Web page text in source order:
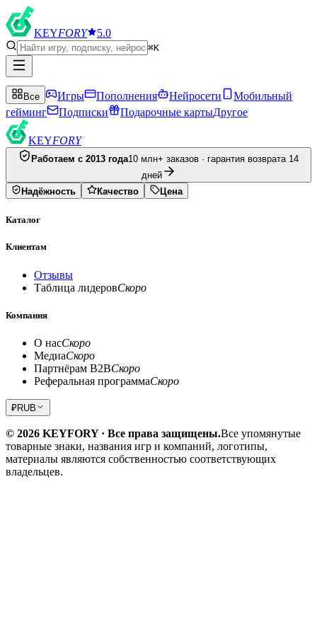
KEYFORY 5.0
⌘K
Все Игры Пополнения Нейросети
Мобильный
гейминг
Подписки Подарочные картыДругое
KEYFORY
Работаем с 2013 года10 млн+ заказов · гарантия возврата 14
дней
Надёжность
Качество Цена
Каталог
Клиентам
Отзывы
Таблица лидеровСкоро
Компания
О насСкоро
МедиаСкоро
Партнёрам B2BСкоро
Реферальная программаСкоро
₽RUB
© 2026 KEYFORY · Все права защищены.Все упомянутые
товарные знаки, названия игр и компаний, логотипы,
материалы являются собственностью соответствующих
владельцев.